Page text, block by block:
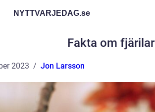
NYTTVARJEDAG.se
Fakta om fjärilar
2023 Jon Larsson